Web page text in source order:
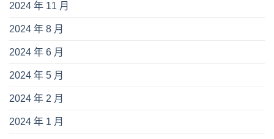
2024 年 11 月
2024 年 8 月
2024 年 6 月
2024 年 5 月
2024 年 2 月
2024 年 1 月